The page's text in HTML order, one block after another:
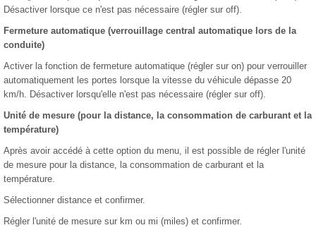
Désactiver lorsque ce n'est pas nécessaire (régler sur off).
Fermeture automatique (verrouillage central automatique lors de la
conduite)
Activer la fonction de fermeture automatique (régler sur on) pour verrouiller
automatiquement les portes lorsque la vitesse du véhicule dépasse 20
km/h. Désactiver lorsqu'elle n'est pas nécessaire (régler sur off).
Unité de mesure (pour la distance, la consommation de carburant et la
température)
Après avoir accédé à cette option du menu, il est possible de régler l'unité
de mesure pour la distance, la consommation de carburant et la
température.
Sélectionner distance et confirmer.
Régler l'unité de mesure sur km ou mi (miles) et confirmer.